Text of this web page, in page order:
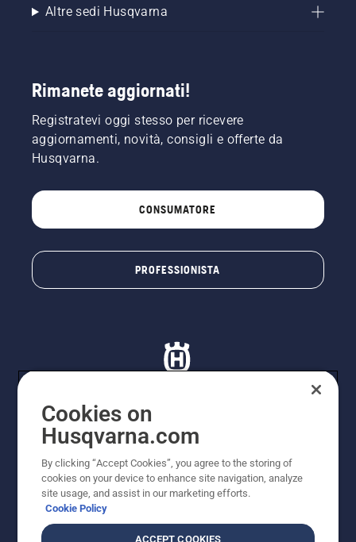
Altre sedi Husqvarna
Rimanete aggiornati!
Registratevi oggi stesso per ricevere
aggiornamenti, novità, consigli e offerte da
Husqvarna.
CONSUMATORE
PROFESSIONISTA
© Husqvarna AB (publ). Tutti i diritti riservati. I prezzi
Husqvarna Schweiz AG per i rivenditori specializzati
aderenti all’iniziativa, prezzi in CHF comprensivi di IVA
all’ 8,1% e TRA. Con riserva di modifica. Tutti i prezzi
indicati sono prezzi al dettaglio consigliati (IVA inclusa),
a meno che il prodotto non sia disponibile per l'acquisto
Cookies on
Husqvarna.com
By clicking “Accept Cookies”, you agree to the storing of
cookies on your device to enhance site navigation, analyze
site usage, and assist in our marketing efforts.
Cookie Policy
ACCEPT COOKIES